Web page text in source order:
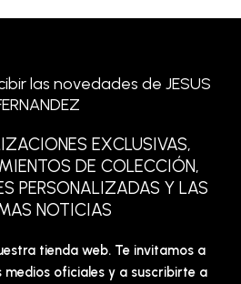
las novedades de JESUS
EXCLUSIVAS,
DE COLECCIÓN,
PERSONALIZADAS Y LAS
NOTICIAS
tienda web. Te invitamos a
medios oficiales y a suscribirte a